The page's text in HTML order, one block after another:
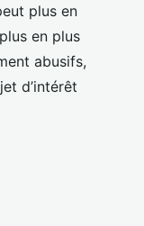
plus en
en plus
abusifs,
d’intérêt